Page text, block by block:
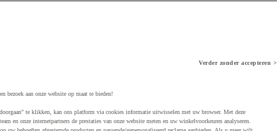
Verder zonder accepteren >
bezoek aan onze website op maat te bieden!
te klikken, kan ons platform via cookies informatie uitwisselen met uw browser. Met deze
en onze internetpartners de prestaties van onze website meten en uw winkelvoorkeuren analyseren.